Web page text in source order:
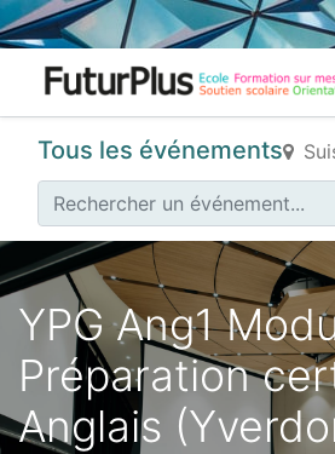
Tous les événements
YPG Ang1
Préparation
Anglais